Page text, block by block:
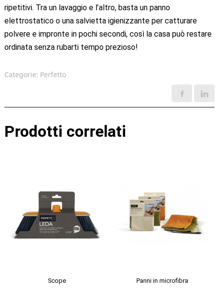
ripetitivi. Tra un lavaggio e l’altro, basta un panno
elettrostatico o una salvietta igienizzante per catturare
polvere e impronte in pochi secondi, così la casa può restare
ordinata senza rubarti tempo prezioso!
Categorie: Perfetto
Prodotti correlati
Scope Panni in microfibra